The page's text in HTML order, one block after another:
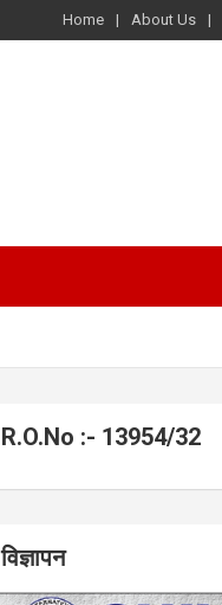
Home About Us
R.O.No :- 13954/32
विज्ञापन